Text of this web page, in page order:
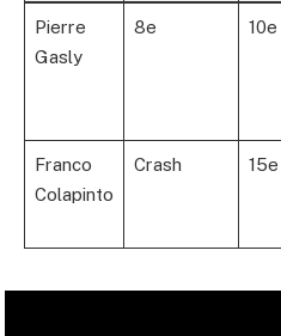
Pierre
Gasly
8e 10e
Franco
Colapinto
Crash 15e